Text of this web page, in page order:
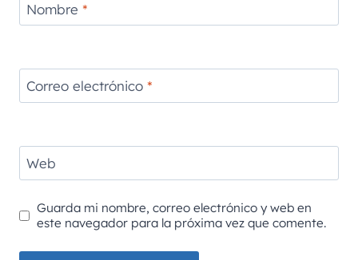
Nombre *
Correo electrónico *
Web
Guarda mi nombre, correo electrónico y web en
este navegador para la próxima vez que comente.